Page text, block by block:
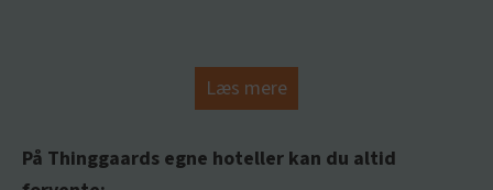
Læs mere
På Thinggaards egne hoteller kan du altid